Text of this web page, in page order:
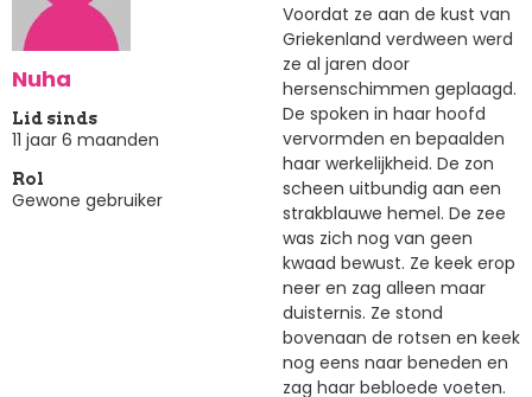
Nuha
Lid sinds
11 jaar 6 maanden
Rol
Gewone gebruiker
Voordat ze aan de kust van
Griekenland verdween werd
ze al jaren door
hersenschimmen geplaagd.
De spoken in haar hoofd
vervormden en bepaalden
haar werkelijkheid. De zon
scheen uitbundig aan een
strakblauwe hemel. De zee
was zich nog van geen
kwaad bewust. Ze keek erop
neer en zag alleen maar
duisternis. Ze stond
bovenaan de rotsen en keek
nog eens naar beneden en
zag haar bebloede voeten.